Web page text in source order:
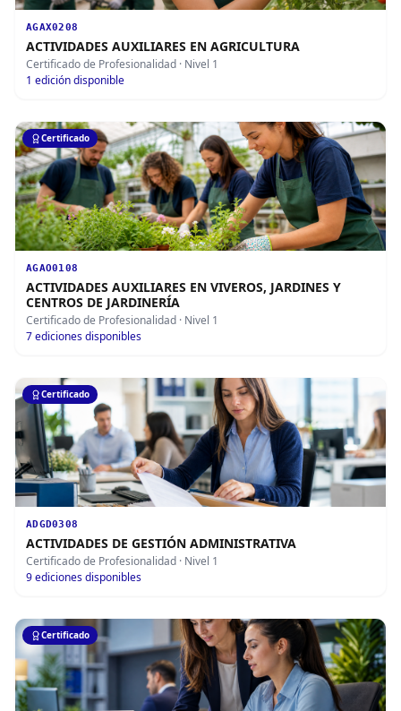
AGAX0208
ACTIVIDADES AUXILIARES EN AGRICULTURA
Certificado de Profesionalidad · Nivel 1
1 edición disponible
Certificado
AGAO0108
ACTIVIDADES AUXILIARES EN VIVEROS, JARDINES Y
CENTROS DE JARDINERÍA
Certificado de Profesionalidad · Nivel 1
7ediciones disponibles
Certificado
ADGD0308
ACTIVIDADES DE GESTIÓN ADMINISTRATIVA
Certificado de Profesionalidad · Nivel 1
9ediciones disponibles
Certificado